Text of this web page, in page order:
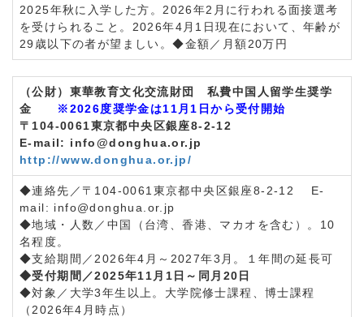
2025年秋に入学した方。2026年2月に行われる面接選考
を受けられること。2026年4月1日現在において、年齢が
29歳以下の者が望ましい。◆金額／月額20万円
（公財）東華教育文化交流財団 私費中国人留学生奨学
金
※2026度奨学金は11月1日から受付開始
〒104-0061東京都中央区銀座8-2-12
E-mail: info@donghua.or.jp
http://www.donghua.or.jp/
◆連絡先／〒104-0061東京都中央区銀座8-2-12 E-
mail: info@donghua.or.jp
◆地域・人数／中国（台湾、香港、マカオを含む）。10
名程度。
◆支給期間／2026年4月～2027年3月。１年間の延長可
◆受付期間／2025年11月1日～同月20日
◆対象／大学3年生以上。大学院修士課程、博士課程
（2026年4月時点）